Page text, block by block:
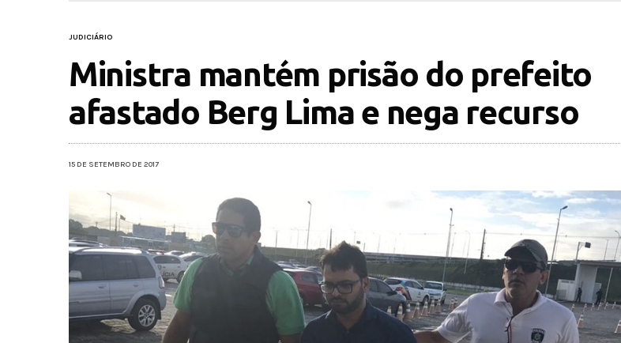
JUDICIÁRIO
Ministra mantém prisão do prefeito
afastado Berg Lima e nega recurso
15 DE SETEMBRO DE 2017